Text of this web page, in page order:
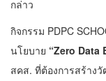
กล่าว
กิจกรรม PDPC
นโยบาย “Zero Data
สคส. ที่ต้องการสร้าง